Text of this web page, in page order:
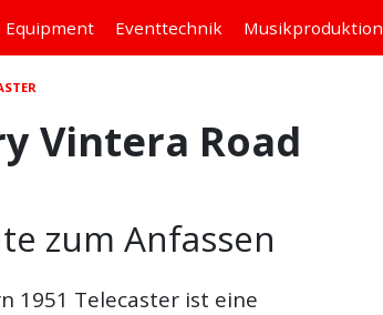
Equipment Eventtechnik Musikproduktion
Vintera Road
zum Anfassen
1951 Telecaster ist eine